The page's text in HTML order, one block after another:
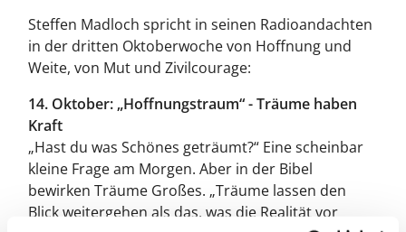
Steffen Madloch spricht in seinen Radioandachten
in der dritten Oktoberwoche von Hoffnung und
Weite, von Mut und Zivilcourage:
14. Oktober: „Hoffnungstraum“ - Träume haben
Kraft
„Hast du was Schönes geträumt?“ Eine scheinbar
kleine Frage am Morgen. Aber in der Bibel
bewirken Träume Großes. „Träume lassen den
Blick weitergehen als das, was die Realität vor